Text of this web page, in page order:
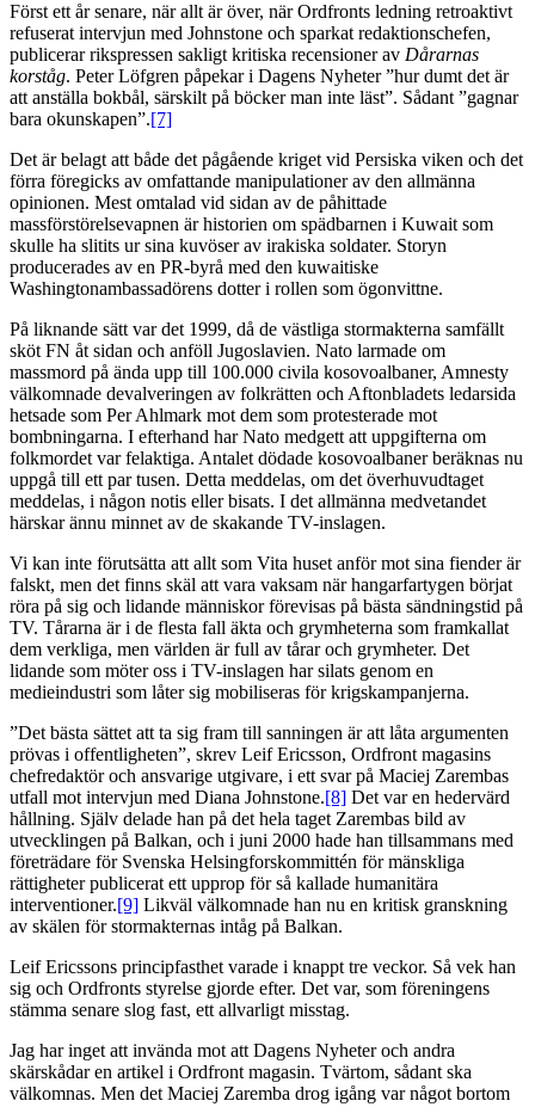
Först ett år senare, när allt är över, när Ordfronts ledning retroaktivt
refuserat intervjun med Johnstone och sparkat redaktionschefen,
publicerar rikspressen sakligt kritiska recensioner av Dårarnas
korståg. Peter Löfgren påpekar i Dagens Nyheter ”hur dumt det är
att anställa bokbål, särskilt på böcker man inte läst”. Sådant ”gagnar
bara okunskapen”.[7]
Det är belagt att både det pågående kriget vid Persiska viken och det
förra föregicks av omfattande manipulationer av den allmänna
opinionen. Mest omtalad vid sidan av de påhittade
massförstörelsevapnen är historien om spädbarnen i Kuwait som
skulle ha slitits ur sina kuvöser av irakiska soldater. Storyn
producerades av en PR-byrå med den kuwaitiske
Washingtonambassadörens dotter i rollen som ögonvittne.
På liknande sätt var det 1999, då de västliga stormakterna samfällt
sköt FN åt sidan och anföll Jugoslavien. Nato larmade om
massmord på ända upp till 100.000 civila kosovoalbaner, Amnesty
välkomnade devalveringen av folkrätten och Aftonbladets ledarsida
hetsade som Per Ahlmark mot dem som protesterade mot
bombningarna. I efterhand har Nato medgett att uppgifterna om
folkmordet var felaktiga. Antalet dödade kosovoalbaner beräknas nu
uppgå till ett par tusen. Detta meddelas, om det överhuvudtaget
meddelas, i någon notis eller bisats. I det allmänna medvetandet
härskar ännu minnet av de skakande TV-inslagen.
Vi kan inte förutsätta att allt som Vita huset anför mot sina fiender är
falskt, men det finns skäl att vara vaksam när hangarfartygen börjat
röra på sig och lidande människor förevisas på bästa sändningstid på
TV. Tårarna är i de flesta fall äkta och grymheterna som framkallat
dem verkliga, men världen är full av tårar och grymheter. Det
lidande som möter oss i TV-inslagen har silats genom en
medieindustri som låter sig mobiliseras för krigskampanjerna.
”Det bästa sättet att ta sig fram till sanningen är att låta argumenten
prövas i offentligheten”, skrev Leif Ericsson, Ordfront magasins
chefredaktör och ansvarige utgivare, i ett svar på Maciej Zarembas
utfall mot intervjun med Diana Johnstone.[8] Det var en hedervärd
hållning. Själv delade han på det hela taget Zarembas bild av
utvecklingen på Balkan, och i juni 2000 hade han tillsammans med
företrädare för Svenska Helsingforskommittén för mänskliga
rättigheter publicerat ett upprop för så kallade humanitära
interventioner.[9] Likväl välkomnade han nu en kritisk granskning
av skälen för stormakternas intåg på Balkan.
Leif Ericssons principfasthet varade i knappt tre veckor. Så vek han
sig och Ordfronts styrelse gjorde efter. Det var, som föreningens
stämma senare slog fast, ett allvarligt misstag.
Jag har inget att invända mot att Dagens Nyheter och andra
skärskådar en artikel i Ordfront magasin. Tvärtom, sådant ska
välkomnas. Men det Maciej Zaremba drog igång var något bortom